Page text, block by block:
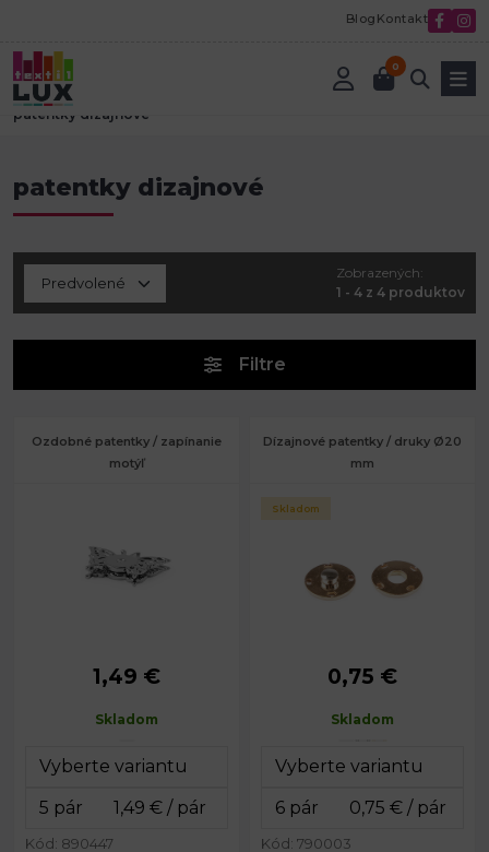
Blog Kontakt
0
Úvod
Gombíky a zapínanie
patentky dizajnové
patentky dizajnové
Zobrazených:
1 - 4 z 4 produktov
Filtre
Ozdobné patentky / zapínanie
motýľ
Rozmery:
20 x 32 mm
1,49 €
Skladom
Kód: 890447
Dízajnové patentky / druky Ø20
mm
Priemer: 20 mm
Skladom
0,75 €
Skladom
Kód: 790003